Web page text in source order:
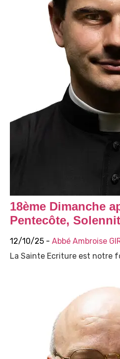
18ème Dimanche
Pentecôte,
12/10/25 - Abbé Ambroise
La Sainte Ecriture est notre